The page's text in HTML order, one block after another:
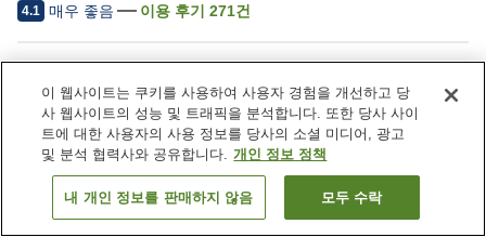
4.1 매우 좋음 이용 후기 271건
주차장
스파 / 미용실
레스토랑
자동판매기
일본 미야기
이시노마키
호텔 루트인 이시노마키 가난 인터객실 보기
이 웹사이트는 쿠키를 사용하여 사용자 경험을 개선하고 당
사 웹사이트의 성능 및 트래픽을 분석합니다. 또한 당사 사이
트에 대한 사용자의 사용 정보를 당사의 소셜 미디어, 광고
및 분석 협력사와 공유합니다. 개인 정보 정책
내 개인 정보를 판매하지 않음 모두 수락